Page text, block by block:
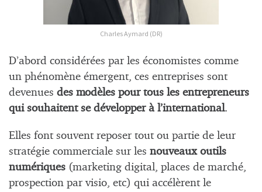
Charles Aymard (DR)
D’abord considérées par les économistes comme
un phénomène émergent, ces entreprises sont
devenues des modèles pour tous les entrepreneurs
qui souhaitent se développer à l’international.
Elles font souvent reposer tout ou partie de leur
stratégie commerciale sur les nouveaux outils
numériques (marketing digital, places de marché,
prospection par visio, etc) qui accélèrent le